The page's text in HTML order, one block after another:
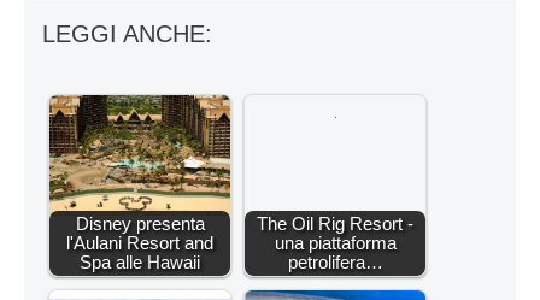
LEGGI ANCHE:
Disney presenta
l'Aulani Resort and
Spa alle Hawaii
The Oil Rig Resort -
una piattaforma
petrolifera…